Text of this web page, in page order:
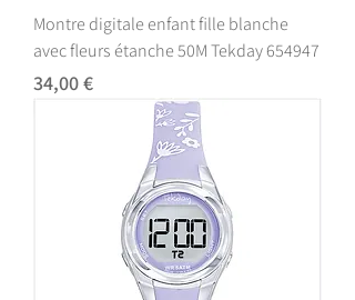
Montre digitale enfant fille blanche
avec fleurs étanche 50M Tekday 654947
Prix
34,00 €